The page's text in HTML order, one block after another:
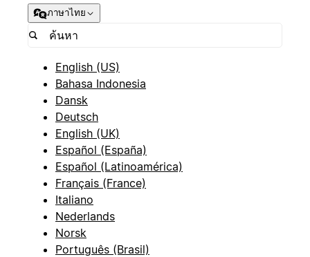
ภาษาไทย
English (US)
Bahasa Indonesia
Dansk
Deutsch
English (UK)
Español (España)
Español (Latinoamérica)
Français (France)
Italiano
Nederlands
Norsk
Português (Brasil)